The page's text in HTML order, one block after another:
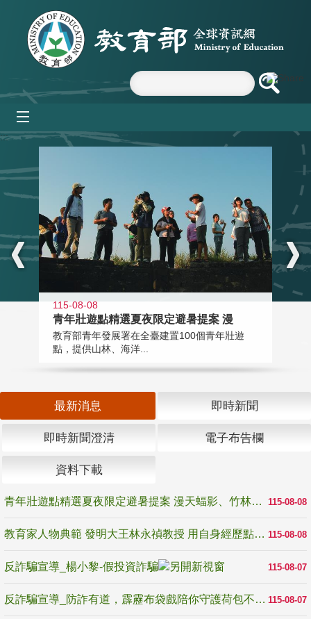
跳到主要內容區塊
:::
115-08-08
青年壯遊點精選夏夜限定避暑提案 漫
教育部青年發展署在全臺建置100個青年壯遊
點，提供山林、海洋...
最新消息 即時新聞
即時新聞澄清 電子布告欄
資料下載
115-08-08
青年壯遊點精選夏夜限定避暑提案 漫天蝠影、竹林尋蛙、茶香夜觀 邀青年暮色出發
115-08-08
教育家人物典範 發明大王林永禎教授 用自身經歷點亮學生的路
115-08-07
反詐騙宣導_楊小黎-假投資詐騙
115-08-07
反詐騙宣導_防詐有道，霹靂布袋戲陪你守護荷包不受騙